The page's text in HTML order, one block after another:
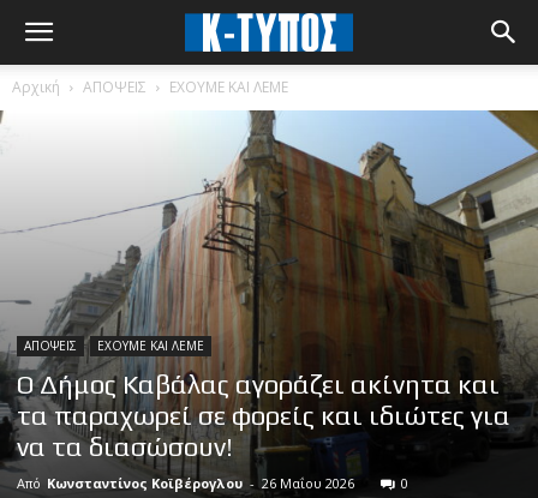
Αρχική ΑΠΟΨΕΙΣ ΕΧΟΥΜΕ ΚΑΙ ΛΕΜΕ
ΑΠΟΨΕΙΣ ΕΧΟΥΜΕ ΚΑΙ ΛΕΜΕ
Ο Δήμος Καβάλας αγοράζει ακίνητα και
τα παραχωρεί σε φορείς και ιδιώτες για
να τα διασώσουν!
Από Κωνσταντίνος Κοϊβέρογλου - 26 Μαΐου 2026 0